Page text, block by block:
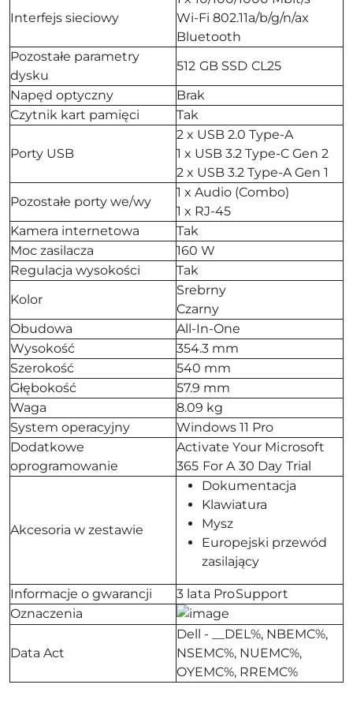
Interfejs sieciowy
Wi-Fi 802.11a/b/g/n/ax
Bluetooth
Pozostałe parametry
dysku
512 GB SSD CL25
Napęd optyczny
Brak
Czytnik kart pamięci
Tak
Porty USB
2 x USB 2.0 Type-A
1 x USB 3.2 Type-C Gen 2
2 x USB 3.2 Type-A Gen 1
Pozostałe porty we/wy
1 x Audio (Combo)
1 x RJ-45
Kamera internetowa
Tak
Moc zasilacza
160 W
Regulacja wysokości
Tak
Kolor
Srebrny
Czarny
Obudowa
All-In-One
Wysokość
354.3 mm
Szerokość
540 mm
Głębokość
57.9 mm
Waga
8.09 kg
System operacyjny
Windows 11 Pro
Dodatkowe
oprogramowanie
Activate Your Microsoft
365 For A 30 Day Trial
Akcesoria w zestawie
Dokumentacja
Klawiatura
Mysz
Europejski przewód
zasilający
Informacje o gwarancji
3 lata ProSupport
Oznaczenia
Data Act
Dell - __DEL%, NBEMC%,
NSEMC%, NUEMC%,
OYEMC%, RREMC%